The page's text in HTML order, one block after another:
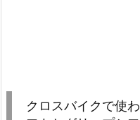
クロスバイクで使